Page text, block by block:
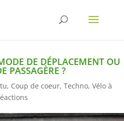
DE DÉPLACEMENT OU
PASSAGÈRE ?
, Coup de coeur, Techno, Vélo à